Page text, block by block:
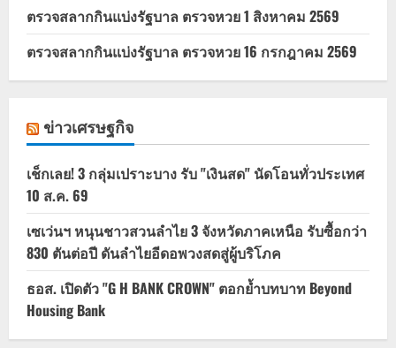
ตรวจสลากกินแบ่งรัฐบาล ตรวจหวย 1 สิงหาคม 2569
ตรวจสลากกินแบ่งรัฐบาล ตรวจหวย 16 กรกฎาคม 2569
ข่าวเศรษฐกิจ
เช็กเลย! 3 กลุ่มเปราะบาง รับ "เงินสด" นัดโอนทั่วประเทศ
10 ส.ค. 69
เซเว่นฯ หนุนชาวสวนลำไย 3 จังหวัดภาคเหนือ รับซื้อกว่า
830 ตันต่อปี ดันลำไยอีดอพวงสดสู่ผู้บริโภค
ธอส. เปิดตัว "G H BANK CROWN" ตอกย้ำบทบาท Beyond
Housing Bank